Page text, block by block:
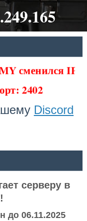
сменился IP
2402
Discord
серверу в
до 06.11.2025